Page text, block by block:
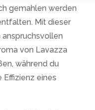
gemahlen werden
Mit dieser
von Lavazza
während du
eines